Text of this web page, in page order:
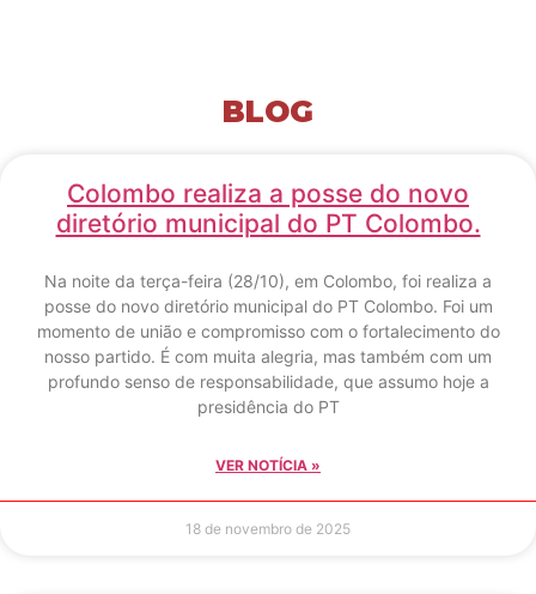
BLOG
Colombo realiza a posse do novo
diretório municipal do PT Colombo.
Na noite da terça-feira (28/10), em Colombo, foi realiza a
posse do novo diretório municipal do PT Colombo. Foi um
momento de união e compromisso com o fortalecimento do
nosso partido. É com muita alegria, mas também com um
profundo senso de responsabilidade, que assumo hoje a
presidência do PT
VER NOTÍCIA »
18 de novembro de 2025